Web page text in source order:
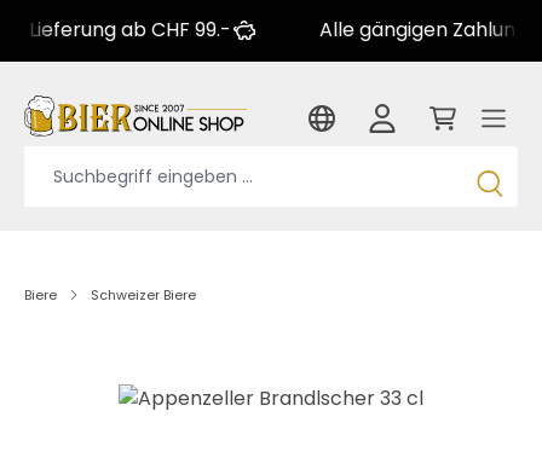
ab CHF 99.- Alle gängigen Zahlungsarten
Biere Schweizer Biere